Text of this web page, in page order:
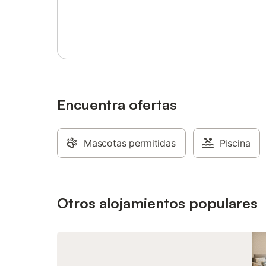
Encuentra ofertas
Mascotas permitidas Piscina
Otros alojamientos populares